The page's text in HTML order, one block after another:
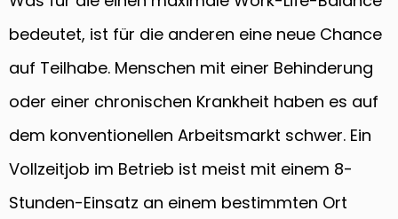
bedeutet, ist für die anderen eine neue Chance
auf Teilhabe. Menschen mit einer Behinderung
oder einer chronischen Krankheit haben es auf
dem konventionellen Arbeitsmarkt schwer. Ein
Vollzeitjob im Betrieb ist meist mit einem 8-
Stunden-Einsatz an einem bestimmten Ort